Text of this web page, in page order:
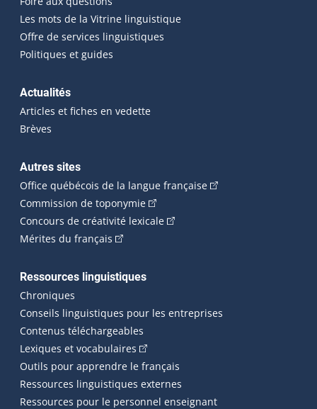
Les mots de la Vitrine linguistique
Offre de services linguistiques
Politiques et guides
Actualités
Articles et fiches en vedette
Brèves
Autres sites
Office québécois de la langue française(Cet hyperlien
Commission de toponymie(Cet hyperlien externe s'ouvrira
Concours de créativité lexicale(Cet hyperlien externe
Mérites du français (Cet hyperlien externe s'ouvrira dans une
Ressources linguistiques
Chroniques
Conseils linguistiques pour les entreprises
Contenus téléchargeables
Lexiques et vocabulaires (Cet hyperlien externe s'ouvrira
Outils pour apprendre le français
Ressources linguistiques externes
Ressources pour le personnel enseignant